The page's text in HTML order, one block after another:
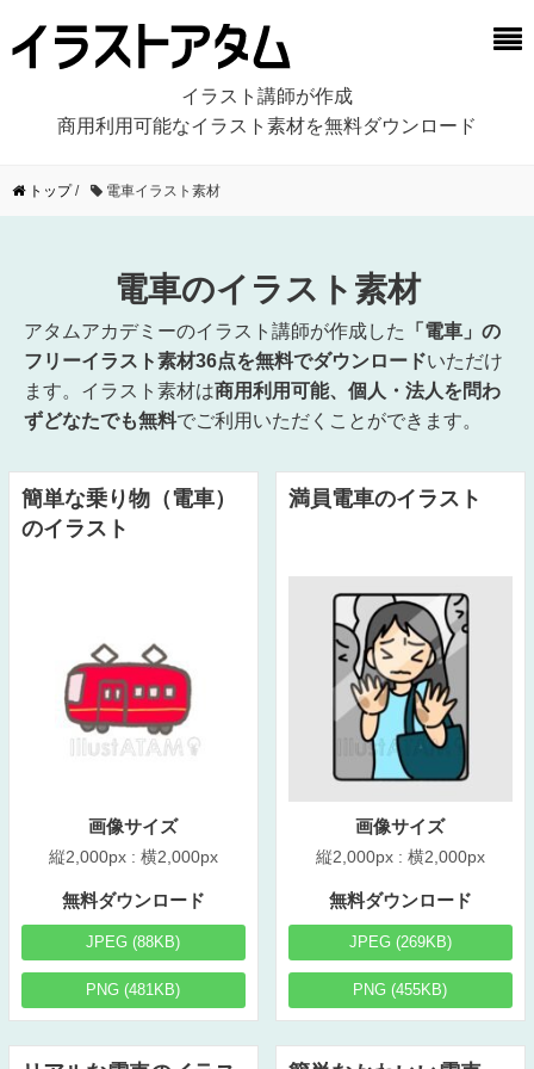
イラスト講師が作成
商用利用可能なイラスト素材を無料ダウンロード
トップ/ 電車イラスト素材
電車のイラスト素材
アタムアカデミーのイラスト講師が作成した
「電車」の
フリーイラスト素材36点を無料でダウンロードいただけ
ます。イラスト素材は商用利用可能、個人・法人を問わ
ずどなたでも無料でご利用いただくことができます。
簡単な乗り物（電車）
のイラスト
画像サイズ
縦2,000px : 横2,000px
無料ダウンロード
JPEG (88KB)
PNG (481KB)
満員電車のイラスト
画像サイズ
縦2,000px : 横2,000px
無料ダウンロード
JPEG (269KB)
PNG (455KB)